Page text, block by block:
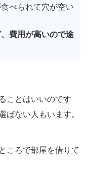
べられて穴が空い
費用が高いので途
ことはいいのです
ばない人もいます。
ころで部屋を借りて